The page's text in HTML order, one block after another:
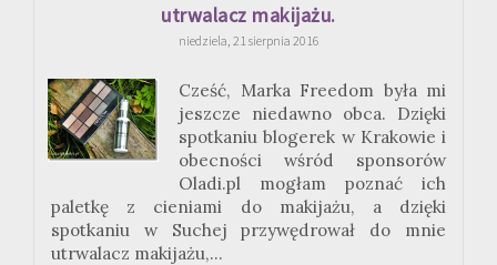
utrwalacz makijażu.
niedziela, 21 sierpnia 2016
Cześć, Marka Freedom była mi
jeszcze niedawno obca. Dzięki
spotkaniu blogerek w Krakowie i
obecności wśród sponsorów
Oladi.pl mogłam poznać ich
paletkę z cieniami do makijażu, a dzięki
spotkaniu w Suchej przywędrował do mnie
utrwalacz makijażu,...